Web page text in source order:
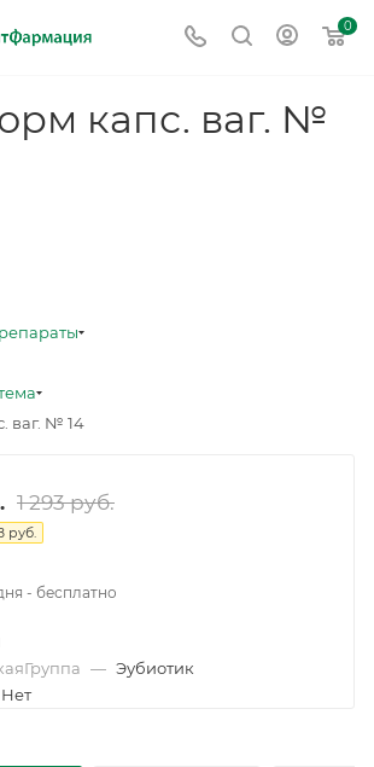
0
капс. ваг. №
ваг. № 14
1 293 руб.
руб.
- бесплатно
— Эубиотик
Нет